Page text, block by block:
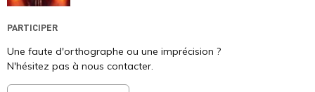
PARTICIPER
Une faute d'orthographe ou une imprécision ?
N'hésitez pas à nous contacter.